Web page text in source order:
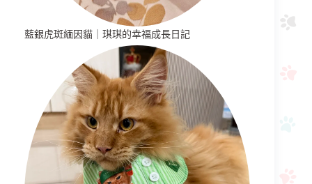
藍銀虎斑緬因貓｜琪琪的幸福成長日記